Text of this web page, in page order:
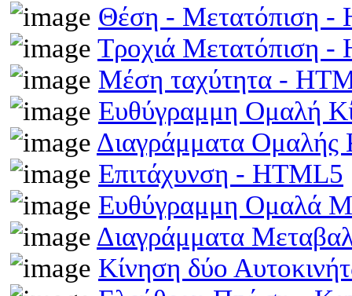
Θέση - Μετατόπιση -
Τροχιά Μετατόπιση -
Μέση ταχύτητα -
Ευθύγραμμη Ομαλή
Διαγράμματα
Επιτάχυνση - HTML5
Ευθύγραμμη Ομαλά
Διαγράμματα
Κίνηση δύο